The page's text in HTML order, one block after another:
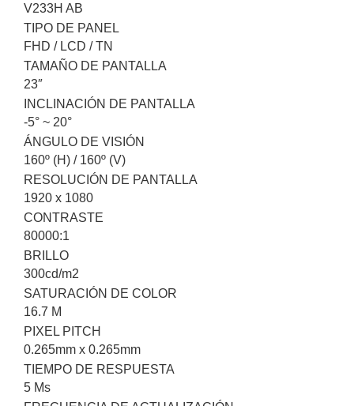
V233H AB
TIPO DE PANEL
FHD / LCD / TN
TAMAÑO DE PANTALLA
23″
INCLINACIÓN DE PANTALLA
-5° ~ 20°
ÁNGULO DE VISIÓN
160º (H) / 160º (V)
RESOLUCIÓN DE PANTALLA
1920 x 1080
CONTRASTE
80000:1
BRILLO
300cd/m2
SATURACIÓN DE COLOR
16.7 M
PIXEL PITCH
0.265mm x 0.265mm
TIEMPO DE RESPUESTA
5 Ms